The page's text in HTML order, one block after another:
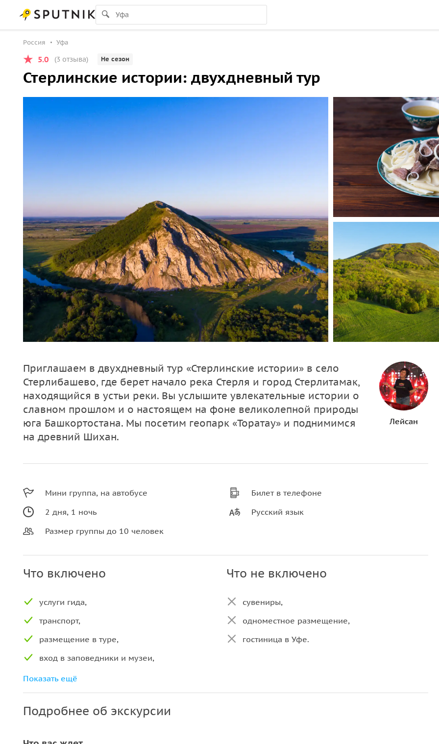
Россия Уфа
5.0 (3 отзыва) Не сезон
Стерлинские истории: двухдневный тур
Приглашаем в двухдневный тур «Стерлинские истории» в село
Стерлибашево, где берет начало река Стерля и город Стерлитамак,
находящийся в устьи реки. Вы услышите увлекательные истории о
славном прошлом и о настоящем на фоне великолепной природы
юга Башкортостана. Мы посетим геопарк «Торатау» и поднимимся
на древний Шихан.
Лейсан
Мини группа, на автобусе
2 дня, 1 ночь
Размер группы до 10 человек
Билет в телефоне
Русский язык
Что включено
услуги гида,
транспорт,
размещение в туре,
вход в заповедники и музеи,
питание по программе.
Что не включено
сувениры,
одноместное размещение,
гостиница в Уфе.
Показать ещё
Подробнее об экскурсии